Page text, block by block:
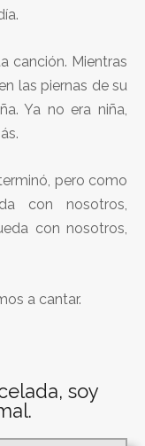
canción. Mientras
las piernas de su
Ya no era niña,
pero como
con nosotros,
con nosotros,
a cantar.
soy